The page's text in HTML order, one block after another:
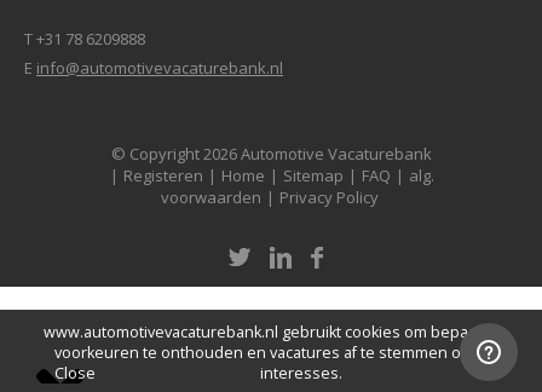
T +31 78 6209888
E info@automotivevacaturebank.nl
© Copyright 2026 Automotive Vacaturebank
| Registeren | Home | Sitemap | FAQ | alg.
voorwaarden | Privacy Policy
www.automotivevacaturebank.nl gebruikt cookies om bepaalde
voorkeuren te onthouden en vacatures af te stemmen op je
interesses.
Close